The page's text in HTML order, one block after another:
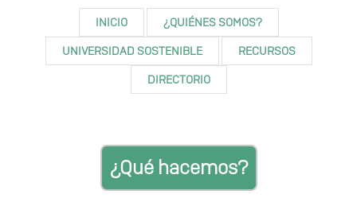
INICIO
¿QUIÉNES SOMOS?
UNIVERSIDAD SOSTENIBLE
RECURSOS
DIRECTORIO
¿Qué hacemos?